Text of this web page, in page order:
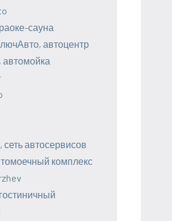
сауна
автоцентр
автомойка
сеть автосервисов
комплекс